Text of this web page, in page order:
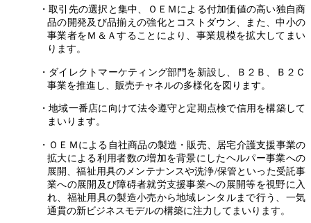
・取引先の選択と集中、ＯＥＭによる付加価値の高い独自商
品の開発及び品揃えの強化とコストダウン、また、中小の
事業者をＭ＆Ａすることにより、事業規模を拡大してまい
ります。
・ダイレクトマーケティング部門を新設し、Ｂ２Ｂ、Ｂ２Ｃ
事業を推進し、販売チャネルの多様化を図ります。
・地域一番店に向けて法令遵守と定期点検で信用を構築して
まいります。
・ＯＥＭによる自社商品の製造・販売、居宅介護支援事業の
拡大による利用者数の増加を背景にしたヘルパー事業への
展開、福祉用具のメンテナンスや洗浄/保管といった受託事
業への展開及び障碍者就労支援事業への展開等を視野に入
れ、福祉用具の製造小売から地域レンタルまで行う、一気
通貫の新ビジネスモデルの構築に注力してまいります。